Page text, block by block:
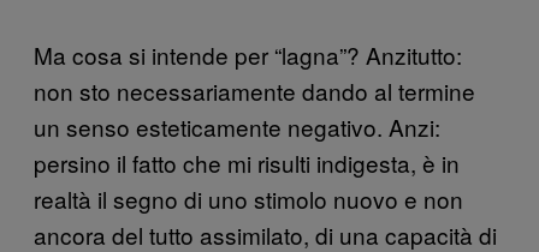
Ma cosa si intende per “lagna”? Anzitutto:
non sto necessariamente dando al termine
un senso esteticamente negativo. Anzi:
persino il fatto che mi risulti indigesta, è in
realtà il segno di uno stimolo nuovo e non
ancora del tutto assimilato, di una capacità di